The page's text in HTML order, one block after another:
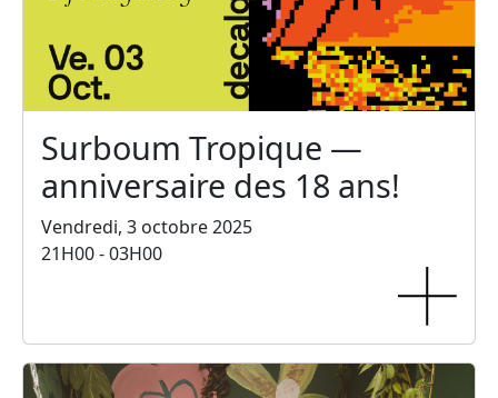
Surboum Tropique —
anniversaire des 18 ans!
Vendredi, 3 octobre 2025
21H00 - 03H00